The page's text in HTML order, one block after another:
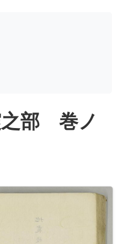
部 巻ノ